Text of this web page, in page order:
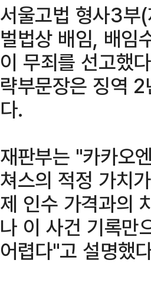
서울고법 형사3부
벌법상 배임, 배임
이 무죄를 선고했
략부문장은 징역
다.
재판부는 "카카오
쳐스의 적정 가치
제 인수 가격과의
나 이 사건 기록만
어렵다"고 설명했